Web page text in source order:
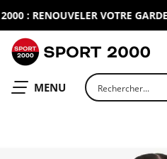
: RENOUVELER VOTRE
OUVRIR LE
MENU Rechercher un